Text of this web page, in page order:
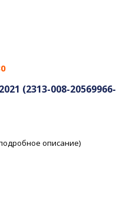
(2313-008-20569966-
описание)